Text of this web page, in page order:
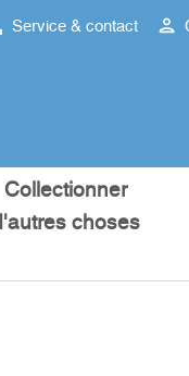
Service & contact
Collectionner
choses